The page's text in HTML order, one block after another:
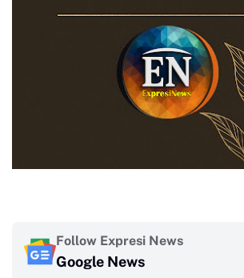
Follow Expresi News
Google News